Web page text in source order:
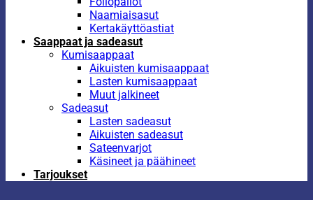
Naamiaisasut
Kertakäyttöastiat
Saappaat ja sadeasut
Kumisaappaat
Aikuisten kumisaappaat
Lasten kumisaappaat
Muut jalkineet
Sadeasut
Lasten sadeasut
Aikuisten sadeasut
Sateenvarjot
Käsineet ja päähineet
Tarjoukset